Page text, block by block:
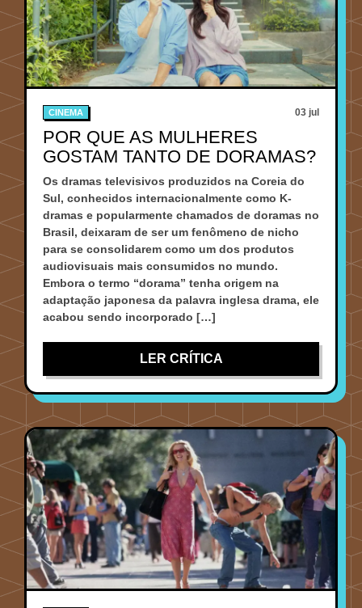
CINEMA 03 jul
POR QUE AS MULHERES
GOSTAM TANTO DE DORAMAS?
Os dramas televisivos produzidos na Coreia do
Sul, conhecidos internacionalmente como K-
dramas e popularmente chamados de doramas no
Brasil, deixaram de ser um fenômeno de nicho
para se consolidarem como um dos produtos
audiovisuais mais consumidos no mundo.
Embora o termo “dorama” tenha origem na
adaptação japonesa da palavra inglesa drama, ele
acabou sendo incorporado […]
LER CRÍTICA